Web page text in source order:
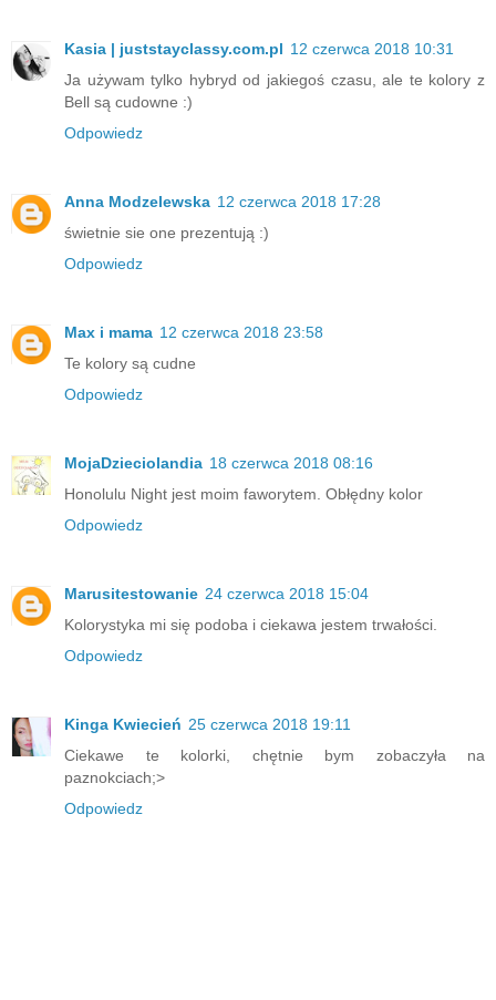
Kasia | juststayclassy.com.pl 12 czerwca 2018 10:31
Ja używam tylko hybryd od jakiegoś czasu, ale te kolory z
Bell są cudowne :)
Odpowiedz
Anna Modzelewska 12 czerwca 2018 17:28
świetnie sie one prezentują :)
Odpowiedz
Max i mama 12 czerwca 2018 23:58
Te kolory są cudne
Odpowiedz
MojaDzieciolandia 18 czerwca 2018 08:16
Honolulu Night jest moim faworytem. Obłędny kolor
Odpowiedz
Marusitestowanie 24 czerwca 2018 15:04
Kolorystyka mi się podoba i ciekawa jestem trwałości.
Odpowiedz
Kinga Kwiecień 25 czerwca 2018 19:11
Ciekawe te kolorki, chętnie bym zobaczyła na
paznokciach;>
Odpowiedz